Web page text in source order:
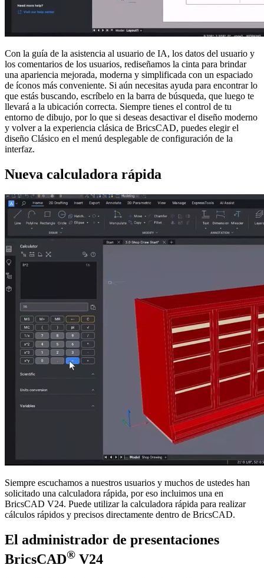
Con la guía de la asistencia al usuario de IA, los datos del usuario y
los comentarios de los usuarios, rediseñamos la cinta para brindar
una apariencia mejorada, moderna y simplificada con un espaciado
de íconos más conveniente. Si aún necesitas ayuda para encontrar lo
que estás buscando, escríbelo en la barra de búsqueda, que luego te
llevará a la ubicación correcta. Siempre tienes el control de tu
entorno de dibujo, por lo que si deseas desactivar el diseño moderno
y volver a la experiencia clásica de BricsCAD, puedes elegir el
diseño Clásico en el menú desplegable de configuración de la
interfaz.
Nueva calculadora rápida
Siempre escuchamos a nuestros usuarios y muchos de ustedes han
solicitado una calculadora rápida, por eso incluimos una en
BricsCAD V24. Puede utilizar la calculadora rápida para realizar
cálculos rápidos y precisos directamente dentro de BricsCAD.
El administrador de presentaciones
BricsCAD® V24